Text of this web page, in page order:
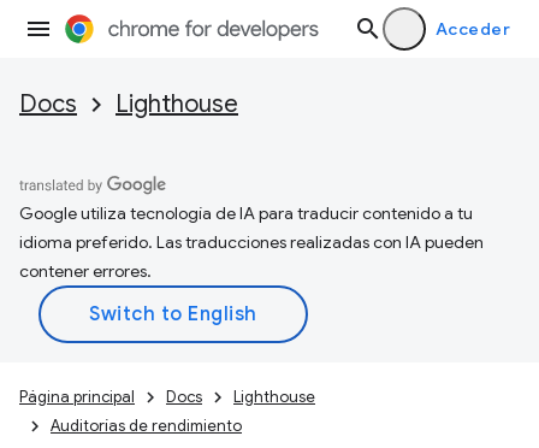
Acceder
Docs Lighthouse
Google utiliza tecnología de IA para traducir contenido a tu
idioma preferido. Las traducciones realizadas con IA pueden
contener errores.
Página principal Docs
Lighthouse
Auditorías de rendimiento